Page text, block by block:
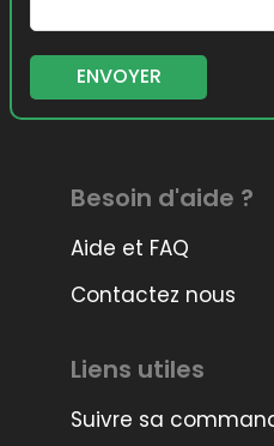
Besoin d'aide ?
Aide et FAQ
Contactez nous
Liens utiles
Suivre sa